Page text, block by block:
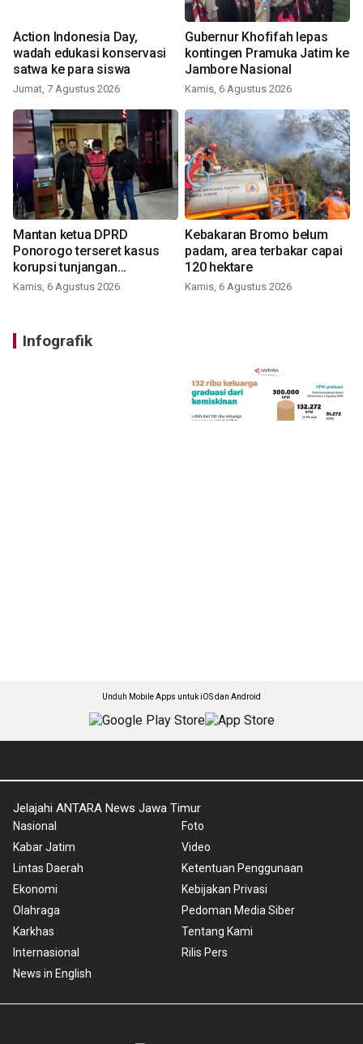
Action Indonesia Day,
wadah edukasi konservasi
satwa ke para siswa
Jumat, 7 Agustus 2026
Gubernur Khofifah lepas
kontingen Pramuka Jatim ke
Jambore Nasional
Kamis, 6 Agustus 2026
Mantan ketua DPRD
Ponorogo terseret kasus
korupsi tunjangan
perumahan
Kamis, 6 Agustus 2026
Kebakaran Bromo belum
padam, area terbakar capai
120 hektare
Kamis, 6 Agustus 2026
Infografik
Unduh Mobile Apps untuk iOS dan Android
Jelajahi ANTARA News Jawa Timur
Nasional
Kabar Jatim
Lintas Daerah
Ekonomi
Olahraga
Karkhas
Internasional
News in English
Foto
Video
Ketentuan Penggunaan
Kebijakan Privasi
Pedoman Media Siber
Tentang Kami
Rilis Pers